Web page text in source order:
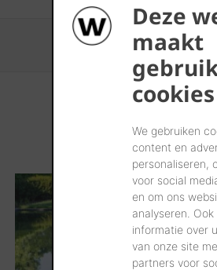
Deze
maakt
cookies
We gebruiken
content en
personaliseren,
voor social
en om ons
analyseren.
informatie over
van onze site
partners voor
Résultats Les